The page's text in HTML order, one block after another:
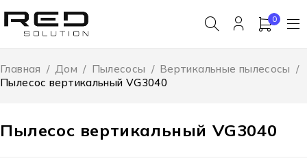
0
Пылесос вертикальный VG3040
Главная / Дом / Пылесосы / Вертикальные пылесосы /
Пылесос вертикальный VG3040